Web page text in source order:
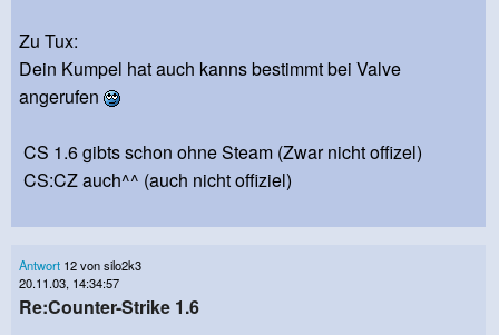
Zu Tux:
Dein Kumpel hat auch kanns bestimmt bei Valve
angerufen
CS 1.6 gibts schon ohne Steam (Zwar nicht offizel)
CS:CZ auch^^ (auch nicht offiziel)
Antwort 12 von silo2k3
20.11.03, 14:34:57
Re:Counter-Strike 1.6